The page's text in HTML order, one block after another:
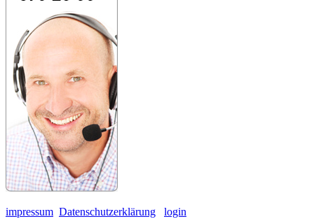
impressum Datenschutzerklärung login